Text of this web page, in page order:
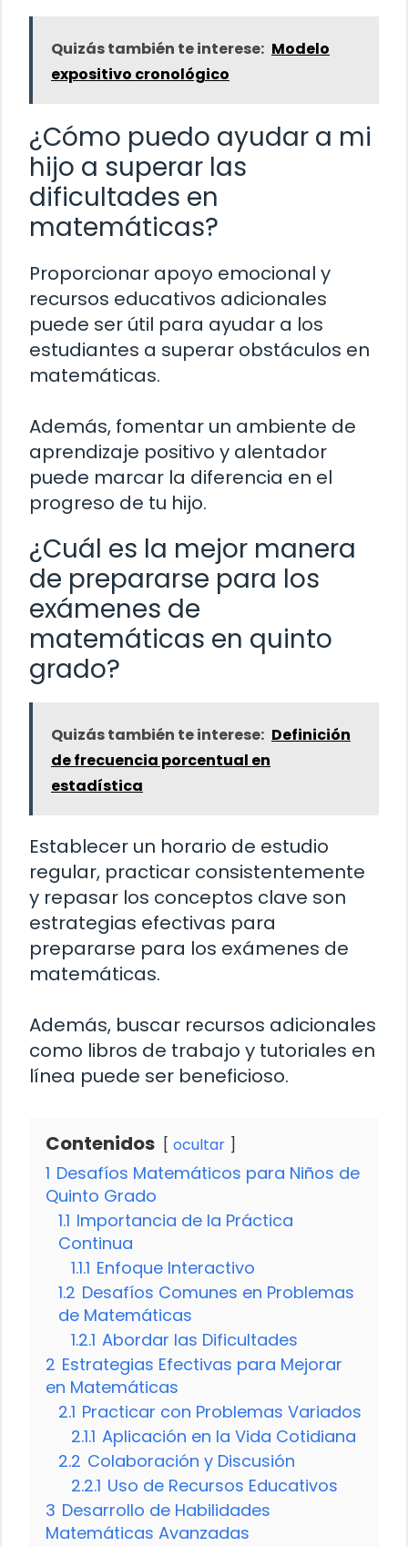
Quizás también te interese: Modelo
expositivo cronológico
¿Cómo puedo ayudar a mi
hijo a superar las
dificultades en
matemáticas?
Proporcionar apoyo emocional y
recursos educativos adicionales
puede ser útil para ayudar a los
estudiantes a superar obstáculos en
matemáticas.
Además, fomentar un ambiente de
aprendizaje positivo y alentador
puede marcar la diferencia en el
progreso de tu hijo.
¿Cuál es la mejor manera
de prepararse para los
exámenes de
matemáticas en quinto
grado?
Quizás también te interese: Definición
de frecuencia porcentual en
estadística
Establecer un horario de estudio
regular, practicar consistentemente
y repasar los conceptos clave son
estrategias efectivas para
prepararse para los exámenes de
matemáticas.
Además, buscar recursos adicionales
como libros de trabajo y tutoriales en
línea puede ser beneficioso.
Contenidos ocultar
1 Desafíos Matemáticos para Niños de
Quinto Grado
1.1 Importancia de la Práctica
Continua
1.1.1 Enfoque Interactivo
1.2 Desafíos Comunes en Problemas
de Matemáticas
1.2.1 Abordar las Dificultades
2 Estrategias Efectivas para Mejorar
en Matemáticas
2.1 Practicar con Problemas Variados
2.1.1 Aplicación en la Vida Cotidiana
2.2 Colaboración y Discusión
2.2.1 Uso de Recursos Educativos
3 Desarrollo de Habilidades
Matemáticas Avanzadas